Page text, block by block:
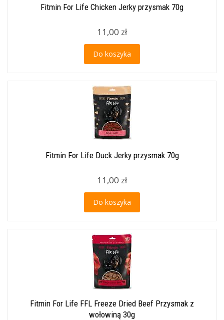
Fitmin For Life Chicken Jerky przysmak 70g
11,00 zł
Do koszyka
Fitmin For Life Duck Jerky przysmak 70g
11,00 zł
Do koszyka
Fitmin For Life FFL Freeze Dried Beef Przysmak z
wołowiną 30g